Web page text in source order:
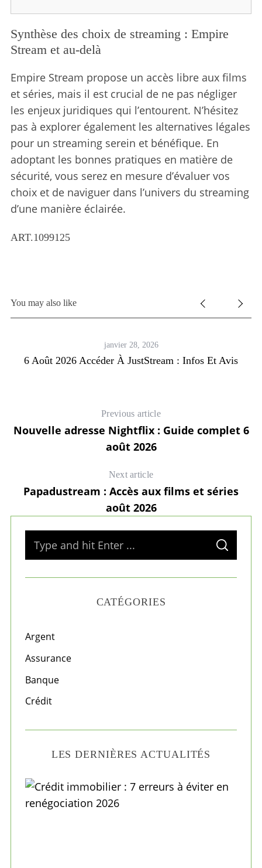
Synthèse des choix de streaming : Empire
Stream et au-delà
Empire Stream propose un accès libre aux films
et séries, mais il est crucial de ne pas négliger
les enjeux juridiques qui l’entourent. N’hésitez
pas à explorer également les alternatives légales
pour un streaming serein et bénéfique. En
adoptant les bonnes pratiques en matière de
sécurité, vous serez en mesure d’évaluer vos
choix et de naviguer dans l’univers du streaming
d’une manière éclairée.
ART.1099125
You may also like
janvier 28, 2026
6 Août 2026 Accéder À JustStream : Infos Et Avis
Previous article
Nouvelle adresse Nightflix : Guide complet 6
août 2026
Next article
Papadustream : Accès aux films et séries
août 2026
f
o
:
S
A
C
CATÉGORIES
Argent
Assurance
Banque
Crédit
LES DERNIÈRES ACTUALITÉS